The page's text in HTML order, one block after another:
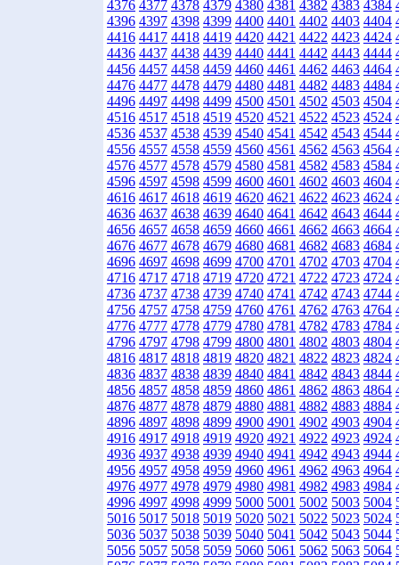
4376 4377 4378 4379 4380 4381 4382 4383 4384
4396 4397 4398 4399 4400 4401 4402 4403 4404
4416 4417 4418 4419 4420 4421 4422 4423 4424
4436 4437 4438 4439 4440 4441 4442 4443 4444
4456 4457 4458 4459 4460 4461 4462 4463 4464
4476 4477 4478 4479 4480 4481 4482 4483 4484
4496 4497 4498 4499 4500 4501 4502 4503 4504
4516 4517 4518 4519 4520 4521 4522 4523 4524
4536 4537 4538 4539 4540 4541 4542 4543 4544
4556 4557 4558 4559 4560 4561 4562 4563 4564
4576 4577 4578 4579 4580 4581 4582 4583 4584
4596 4597 4598 4599 4600 4601 4602 4603 4604
4616 4617 4618 4619 4620 4621 4622 4623 4624
4636 4637 4638 4639 4640 4641 4642 4643 4644
4656 4657 4658 4659 4660 4661 4662 4663 4664
4676 4677 4678 4679 4680 4681 4682 4683 4684
4696 4697 4698 4699 4700 4701 4702 4703 4704
4716 4717 4718 4719 4720 4721 4722 4723 4724
4736 4737 4738 4739 4740 4741 4742 4743 4744
4756 4757 4758 4759 4760 4761 4762 4763 4764
4776 4777 4778 4779 4780 4781 4782 4783 4784
4796 4797 4798 4799 4800 4801 4802 4803 4804
4816 4817 4818 4819 4820 4821 4822 4823 4824
4836 4837 4838 4839 4840 4841 4842 4843 4844
4856 4857 4858 4859 4860 4861 4862 4863 4864
4876 4877 4878 4879 4880 4881 4882 4883 4884
4896 4897 4898 4899 4900 4901 4902 4903 4904
4916 4917 4918 4919 4920 4921 4922 4923 4924
4936 4937 4938 4939 4940 4941 4942 4943 4944
4956 4957 4958 4959 4960 4961 4962 4963 4964
4976 4977 4978 4979 4980 4981 4982 4983 4984
4996 4997 4998 4999 5000 5001 5002 5003 5004
5016 5017 5018 5019 5020 5021 5022 5023 5024
5036 5037 5038 5039 5040 5041 5042 5043 5044
5056 5057 5058 5059 5060 5061 5062 5063 5064